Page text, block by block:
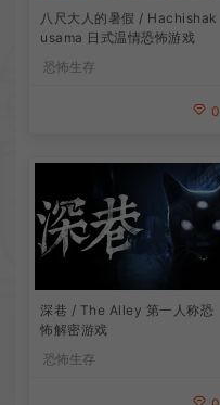
八尺大人的暑假 / Hachishak
usama 日式温情恐怖游戏
恐怖生存
0
深巷 / The Alley 第一人称恐
怖解密游戏
恐怖生存